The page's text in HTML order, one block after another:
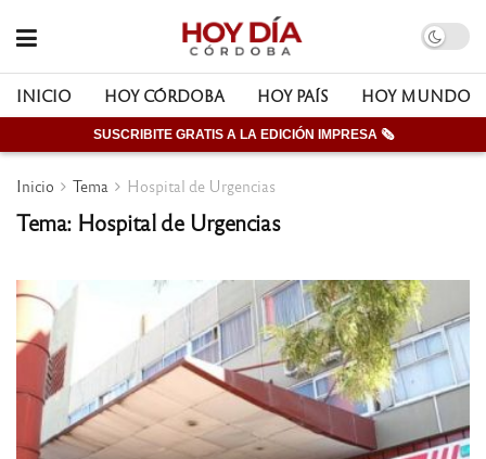
INICIO HOY CÓRDOBA HOY PAÍS HOY MUNDO
SUSCRIBITE GRATIS A LA EDICIÓN IMPRESA 🗞
Inicio Tema Hospital de Urgencias
Tema: Hospital de Urgencias